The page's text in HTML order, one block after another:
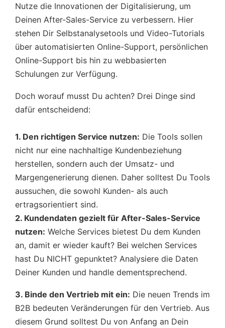
Nutze die Innovationen der Digitalisierung, um
Deinen After-Sales-Service zu verbessern. Hier
stehen Dir Selbstanalysetools und Video-Tutorials
über automatisierten Online-Support, persönlichen
Online-Support bis hin zu webbasierten
Schulungen zur Verfügung.
Doch worauf musst Du achten? Drei Dinge sind
dafür entscheidend:
1. Den richtigen Service nutzen: Die Tools sollen
nicht nur eine nachhaltige Kundenbeziehung
herstellen, sondern auch der Umsatz- und
Margengenerierung dienen. Daher solltest Du Tools
aussuchen, die sowohl Kunden- als auch
ertragsorientiert sind.
2. Kundendaten gezielt für After-Sales-Service
nutzen: Welche Services bietest Du dem Kunden
an, damit er wieder kauft? Bei welchen Services
hast Du NICHT gepunktet? Analysiere die Daten
Deiner Kunden und handle dementsprechend.
3. Binde den Vertrieb mit ein: Die neuen Trends im
B2B bedeuten Veränderungen für den Vertrieb. Aus
diesem Grund solltest Du von Anfang an Dein